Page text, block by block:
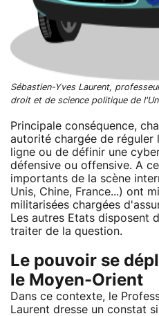
Sébastien-Yves Laurent,
droit et de science politique de
Principale conséquence,
autorité chargée de réguler
ligne ou de définir une
défensive ou offensive. A
importants de la scène
Unis, Chine, France...) ont
militarisées chargées
Les autres Etats disposent
traiter de la question.
Le pouvoir se
le Moyen-Orient
Dans ce contexte, le
Laurent dresse un constat